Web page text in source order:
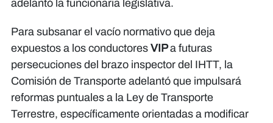
adelantó la funcionaria legislativa.
​Para subsanar el vacío normativo que deja
expuestos a los conductores VIPa futuras
persecuciones del brazo inspector del IHTT, la
Comisión de Transporte adelantó que impulsará
reformas puntuales a la Ley de Transporte
Terrestre, específicamente orientadas a modificar